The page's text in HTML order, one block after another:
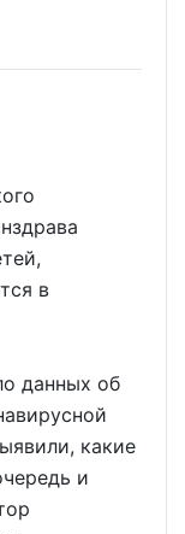
в
данных об
какие
и